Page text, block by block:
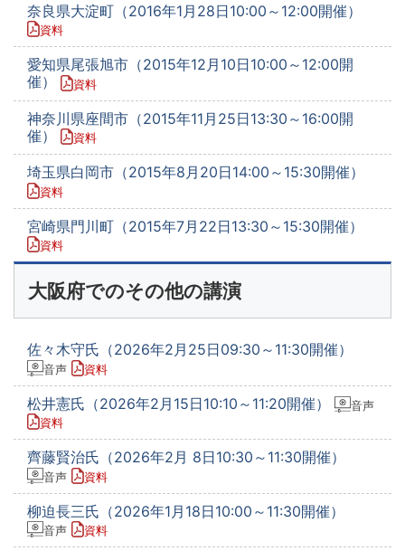
奈良県大淀町（2016年1月28日10:00～12:00開催）
資料
愛知県尾張旭市（2015年12月10日10:00～12:00開
催）
資料
神奈川県座間市（2015年11月25日13:30～16:00開
催）
資料
埼玉県白岡市（2015年8月20日14:00～15:30開催）
資料
宮崎県門川町（2015年7月22日13:30～15:30開催）
資料
大阪府でのその他の講演
佐々木守氏（2026年2月25日09:30～11:30開催）
音声 資料
松井憲氏（2026年2月15日10:10～11:20開催）
音声
資料
齊藤賢治氏（2026年2月 8日10:30～11:30開催）
音声 資料
柳迫長三氏（2026年1月18日10:00～11:30開催）
音声 資料